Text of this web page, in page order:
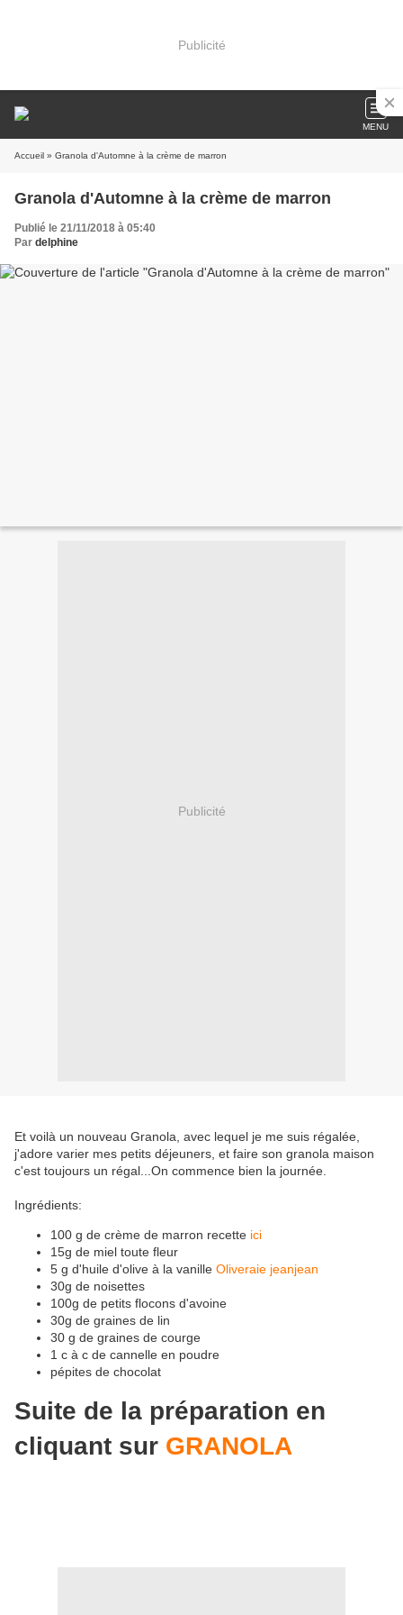
Publicité
MENU
Accueil » Granola d'Automne à la crème de marron
Granola d'Automne à la crème de marron
Publié le 21/11/2018 à 05:40
Par delphine
Publicité
Et voilà un nouveau Granola, avec lequel je me suis régalée,
j'adore varier mes petits déjeuners, et faire son granola maison
c'est toujours un régal...On commence bien la journée.
Ingrédients:
100 g de crème de marron recette ici
15g de miel toute fleur
5 g d'huile d'olive à la vanille Oliveraie jeanjean
30g de noisettes
100g de petits flocons d'avoine
30g de graines de lin
30 g de graines de courge
1 c à c de cannelle en poudre
pépites de chocolat
Suite de la préparation en
cliquant sur GRANOLA